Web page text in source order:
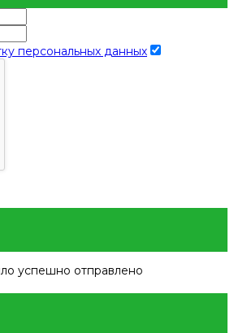
персональных данных
успешно отправлено